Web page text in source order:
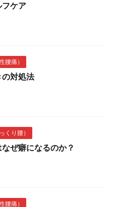
フケア
腰痛）
対処法
くり腰）
ぜ癖になるのか？
腰痛）